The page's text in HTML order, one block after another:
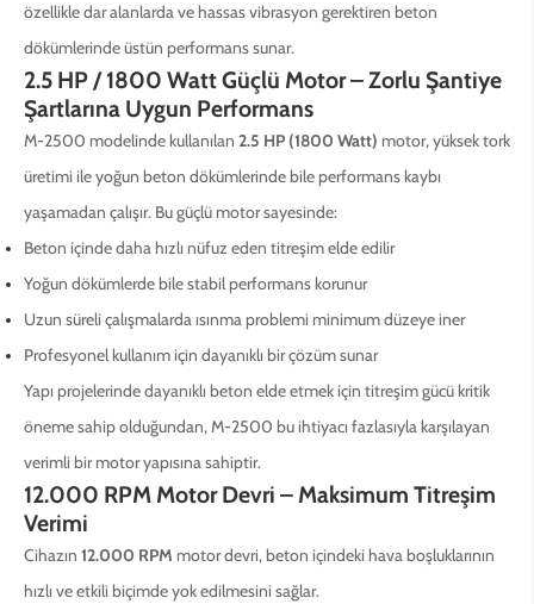
özellikle dar alanlarda ve hassas vibrasyon gerektiren beton
dökümlerinde üstün performans sunar.
2.5 HP / 1800 Watt Güçlü Motor – Zorlu Şantiye
Şartlarına Uygun Performans
M-2500 modelinde kullanılan 2.5 HP (1800 Watt) motor, yüksek tork
üretimi ile yoğun beton dökümlerinde bile performans kaybı
yaşamadan çalışır. Bu güçlü motor sayesinde:
Beton içinde daha hızlı nüfuz eden titreşim elde edilir
Yoğun dökümlerde bile stabil performans korunur
Uzun süreli çalışmalarda ısınma problemi minimum düzeye iner
Profesyonel kullanım için dayanıklı bir çözüm sunar
Yapı projelerinde dayanıklı beton elde etmek için titreşim gücü kritik
öneme sahip olduğundan, M-2500 bu ihtiyacı fazlasıyla karşılayan
verimli bir motor yapısına sahiptir.
12.000 RPM Motor Devri – Maksimum Titreşim
Verimi
Cihazın 12.000 RPM motor devri, beton içindeki hava boşluklarının
hızlı ve etkili biçimde yok edilmesini sağlar.